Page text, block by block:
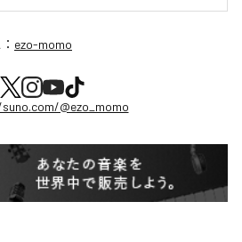
ezo-momo
@ezo_momo